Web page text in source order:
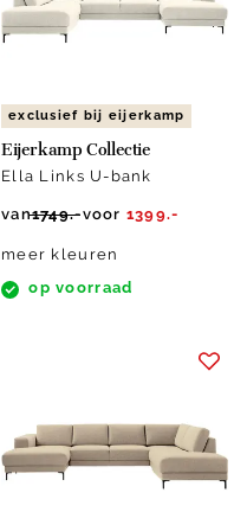
exclusief bij eijerkamp
Eijerkamp Collectie
Ella Links U-bank
van1749.-voor 1399.-
meer kleuren
op voorraad